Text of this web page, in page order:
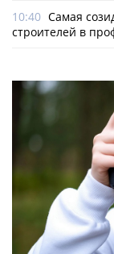
10:40 Самая
строителей в